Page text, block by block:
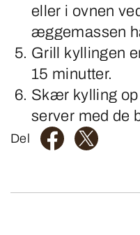
eller i ovnen
æggemassen
Grill kyllingen
15 minutter.
Skær kylling op
server med de
Del